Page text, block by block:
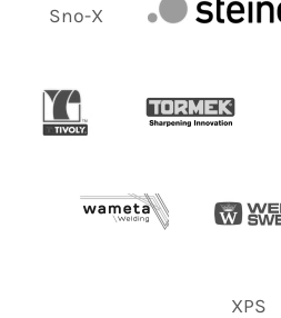
Sno-X
XPS